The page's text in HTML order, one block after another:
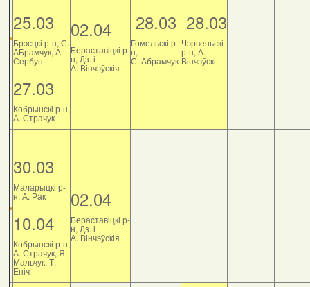
25.03
Брэсцкі р-н, С.
АБрамчук, А.
Сербун
27.03
Кобрынскі р-н,
А. Страчук
02.04
Бераставіцкі р-
н, Дз. і
А. Вінчэўскія
28.03
Гомельскі р-
н,
С. Абрамчук
28.03
Чэрвеньскі
р-н, А.
Вінчэўскі
30.03
Маларыцкі р-
н, А. Рак
10.04
Кобрынскі р-н,
А. Страчук, Я.
Мальчук, Т.
Еніч
02.04
Бераставіцкі р-
н, Дз. і
А. Вінчэўскія